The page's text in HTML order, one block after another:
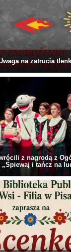
na zatrucia
z nagrodą z
i tańcz na